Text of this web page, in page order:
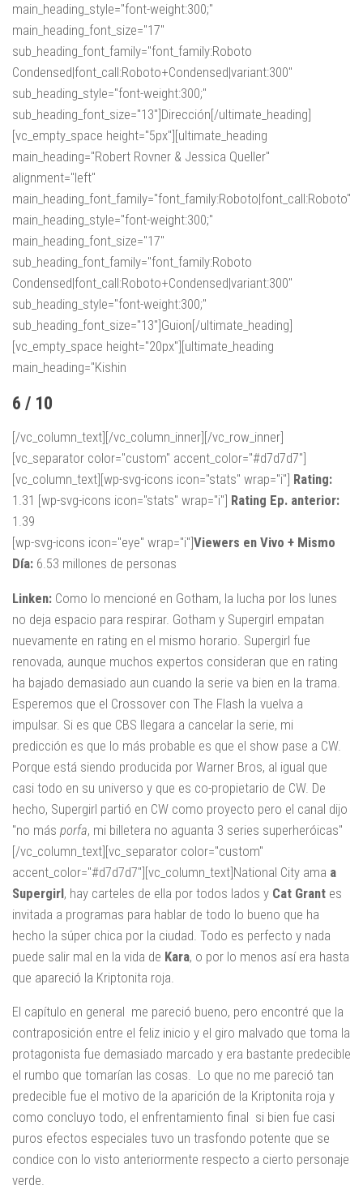
main_heading_style="font-weight:300;"
main_heading_font_size="17"
sub_heading_font_family="font_family:Roboto
Condensed|font_call:Roboto+Condensed|variant:300"
sub_heading_style="font-weight:300;"
sub_heading_font_size="13"]Dirección[/ultimate_heading]
[vc_empty_space height="5px"][ultimate_heading
main_heading="Robert Rovner & Jessica Queller"
alignment="left"
main_heading_font_family="font_family:Roboto|font_call:Roboto"
main_heading_style="font-weight:300;"
main_heading_font_size="17"
sub_heading_font_family="font_family:Roboto
Condensed|font_call:Roboto+Condensed|variant:300"
sub_heading_style="font-weight:300;"
sub_heading_font_size="13"]Guion[/ultimate_heading]
[vc_empty_space height="20px"][ultimate_heading
main_heading="Kishin
6 / 10
[/vc_column_text][/vc_column_inner][/vc_row_inner]
[vc_separator color="custom" accent_color="#d7d7d7"]
[vc_column_text][wp-svg-icons icon="stats" wrap="i"] Rating:
1.31 [wp-svg-icons icon="stats" wrap="i"] Rating Ep. anterior:
1.39
[wp-svg-icons icon="eye" wrap="i"]Viewers en Vivo + Mismo
Día: 6.53 millones de personas
Linken: Como lo mencioné en Gotham, la lucha por los lunes
no deja espacio para respirar. Gotham y Supergirl empatan
nuevamente en rating en el mismo horario. Supergirl fue
renovada, aunque muchos expertos consideran que en rating
ha bajado demasiado aun cuando la serie va bien en la trama.
Esperemos que el Crossover con The Flash la vuelva a
impulsar. Si es que CBS llegara a cancelar la serie, mi
predicción es que lo más probable es que el show pase a CW.
Porque está siendo producida por Warner Bros, al igual que
casi todo en su universo y que es co-propietario de CW. De
hecho, Supergirl partió en CW como proyecto pero el canal dijo
"no más porfa, mi billetera no aguanta 3 series superheróicas"
[/vc_column_text][vc_separator color="custom"
accent_color="#d7d7d7"][vc_column_text]National City ama a
Supergirl, hay carteles de ella por todos lados y Cat Grant es
invitada a programas para hablar de todo lo bueno que ha
hecho la súper chica por la ciudad. Todo es perfecto y nada
puede salir mal en la vida de Kara, o por lo menos así era hasta
que apareció la Kriptonita roja.
El capítulo en general me pareció bueno, pero encontré que la
contraposición entre el feliz inicio y el giro malvado que toma la
protagonista fue demasiado marcado y era bastante predecible
el rumbo que tomarían las cosas. Lo que no me pareció tan
predecible fue el motivo de la aparición de la Kriptonita roja y
como concluyo todo, el enfrentamiento final si bien fue casi
puros efectos especiales tuvo un trasfondo potente que se
condice con lo visto anteriormente respecto a cierto personaje
verde.